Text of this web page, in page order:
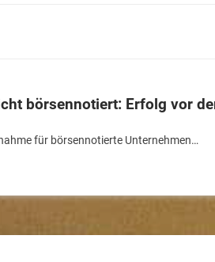
börsennotiert: Erfolg vor
für börsennotierte Unternehmen…